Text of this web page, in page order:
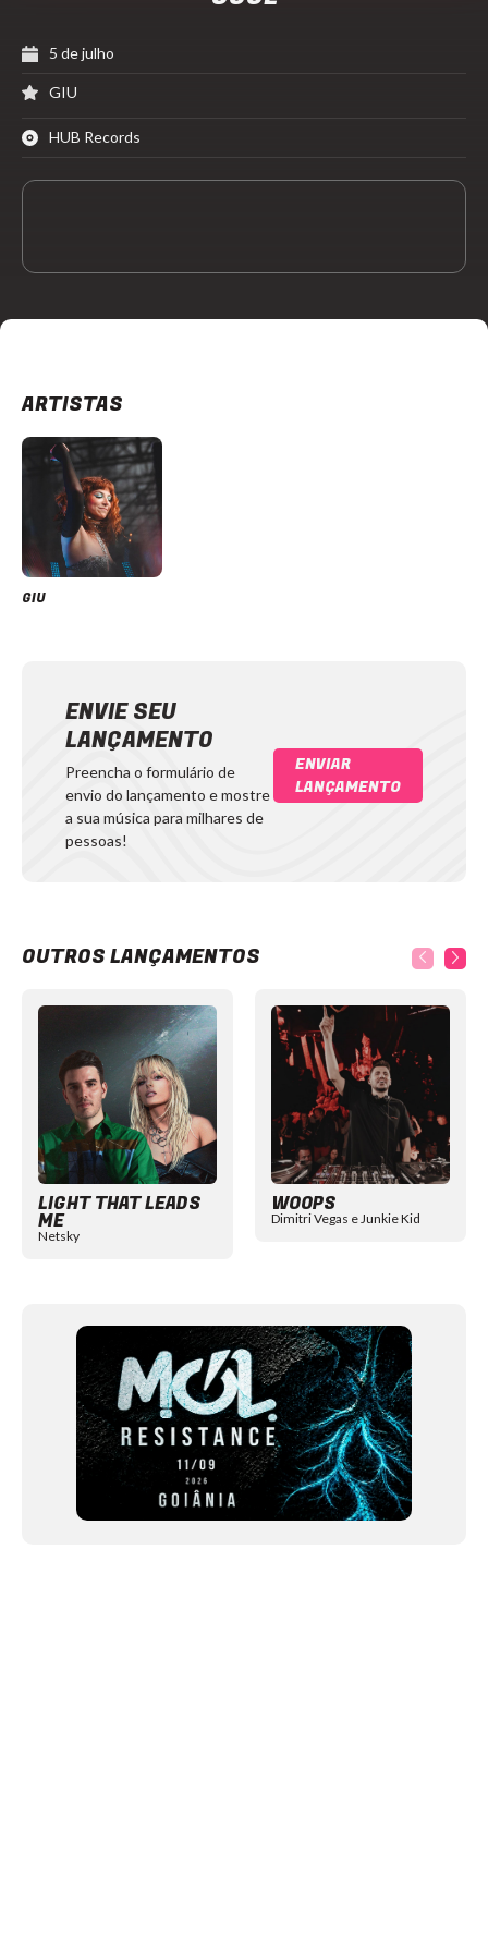
5 de julho
GIU
HUB Records
ARTISTAS
GIU
ENVIE SEU
LANÇAMENTO
Preencha o formulário de
envio do lançamento e mostre
a sua música para milhares de
pessoas!
ENVIAR
LANÇAMENTO
OUTROS LANÇAMENTOS
LIGHT THAT LEADS
ME
Netsky
WOOPS
Dimitri Vegas e Junkie Kid